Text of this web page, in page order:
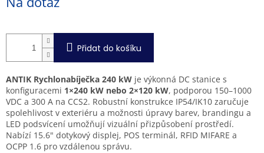
cena:
Přidat do košíku
ANTIK Rychlonabíječka 240 kW je výkonná DC stanice s
konfiguracemi 1×240 kW nebo 2×120 kW, podporou 150–1000
VDC a 300 A na CCS2. Robustní konstrukce IP54/IK10 zaručuje
spolehlivost v exteriéru a možnosti úpravy barev, brandingu a
LED podsvícení umožňují vizuální přizpůsobení prostředí.
Nabízí 15.6" dotykový displej, POS terminál, RFID MIFARE a
OCPP 1.6 pro vzdálenou správu.